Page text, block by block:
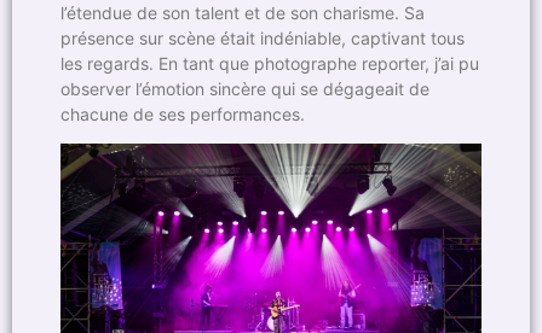
l’étendue de son talent et de son charisme. Sa
présence sur scène était indéniable, captivant tous
les regards. En tant que photographe reporter, j’ai pu
observer l’émotion sincère qui se dégageait de
chacune de ses performances.